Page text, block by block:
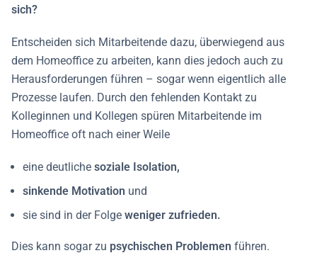
sich?
Entscheiden sich Mitarbeitende dazu, überwiegend aus
dem Homeoffice zu arbeiten, kann dies jedoch auch zu
Herausforderungen führen – sogar wenn eigentlich alle
Prozesse laufen. Durch den fehlenden Kontakt zu
Kolleginnen und Kollegen spüren Mitarbeitende im
Homeoffice oft nach einer Weile
eine deutliche soziale Isolation,
sinkende Motivation und
sie sind in der Folge weniger zufrieden.
Dies kann sogar zu psychischen Problemen führen.